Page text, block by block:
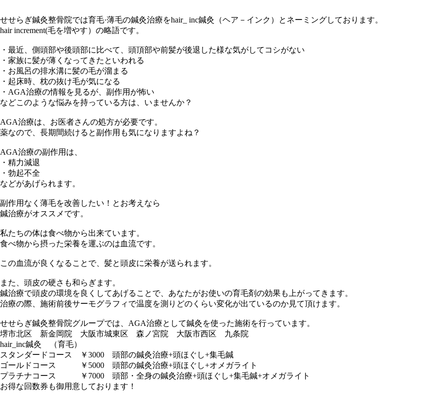
せせらぎ鍼灸整骨院では育毛·薄毛の鍼灸治療をhair_ inc鍼灸（ヘア－インク）とネーミングしております。
hair increment(毛を増やす）の略語です。
・最近、側頭部や後頭部に比べて、頭頂部や前髪が後退した様な気がしてコシがない
・家族に髪が薄くなってきたといわれる
・お風呂の排水溝に髪の毛が溜まる
・起床時、枕の抜け毛が気になる
・AGA治療の情報を見るが、副作用が怖い
などこのような悩みを持っている方は、いませんか？
AGA治療は、お医者さんの処方が必要です。
薬なので、長期間続けると副作用も気になりますよね？
AGA治療の副作用は、
・精力減退
・勃起不全
などがあげられます。
副作用なく薄毛を改善したい！とお考えなら
鍼治療がオススメです。
私たちの体は食べ物から出来ています。
食べ物から摂った栄養を運ぶのは血流です。
この血流が良くなることで、髪と頭皮に栄養が送られます。
また、頭皮の硬さも和らぎます。
鍼治療で頭皮の環境を良くしてあげることで、あなたがお使いの育毛剤の効果も上がってきます。
治療の際、施術前後サーモグラフィで温度を測りどのくらい変化が出ているのか見て頂けます。
せせらぎ鍼灸整骨院グループでは、AGA治療として鍼灸を使った施術を行っています。
堺市北区 新金岡院 大阪市城東区 森ノ宮院 大阪市西区 九条院
hair_inc鍼灸 （育毛）
スタンダードコース ￥3000 頭部の鍼灸治療+頭ほぐし+集毛鍼
ゴールドコース ￥5000 頭部の鍼灸治療+頭ほぐし+オメガライト
プラチナコース ￥7000 頭部・全身の鍼灸治療+頭ほぐし+集毛鍼+オメガライト
お得な回数券も御用意しております！